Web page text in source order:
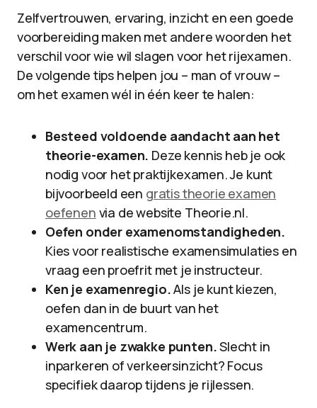
Zelfvertrouwen, ervaring, inzicht en een goede
voorbereiding maken met andere woorden het
verschil voor wie wil slagen voor het rijexamen.
De volgende tips helpen jou – man of vrouw –
om het examen wél in één keer te halen:
Besteed voldoende aandacht aan het
theorie-examen. Deze kennis heb je ook
nodig voor het praktijkexamen. Je kunt
bijvoorbeeld een gratis theorie examen
oefenen via de website Theorie.nl.
Oefen onder examenomstandigheden.
Kies voor realistische examensimulaties en
vraag een proefrit met je instructeur.
Ken je examenregio.Als je kunt kiezen,
oefen dan in de buurt van het
examencentrum.
Werk aan je zwakke punten.Slecht in
inparkeren of verkeersinzicht? Focus
specifiek daarop tijdens je rijlessen.